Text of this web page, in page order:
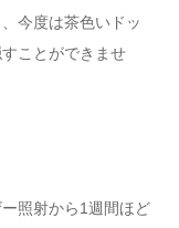
今度は茶色いドッ
ことができませ
照射から1週間ほど